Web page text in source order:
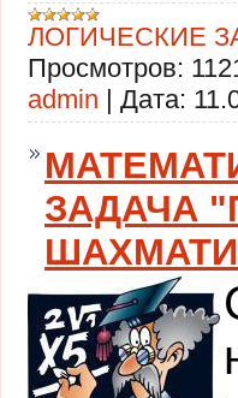
ЛОГИЧЕСКИЕ
Просмотров:
admin | Дата:
ЗАДАЧА